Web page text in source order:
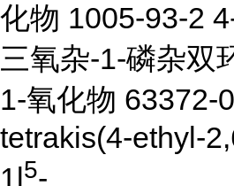
化物 1005-93-2
三氧杂-1-磷杂双
1-氧化物 63372-
tetrakis(4-ethyl-
1l5-